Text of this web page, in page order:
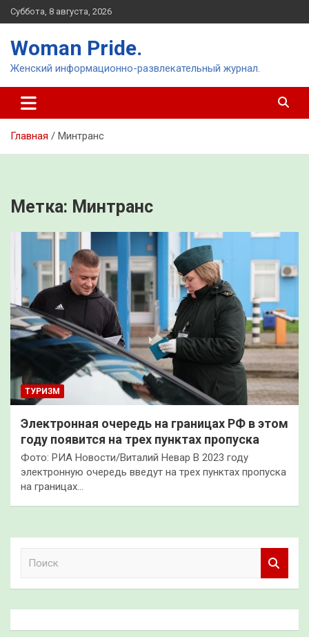
Перейти
к
Суббота, 8 августа, 2026
Woman Pride.
Женский информационно-развлекательный журнал.
Главная Минтранс
Метка: Минтранс
ТУРИЗМ
Электронная очередь на границах РФ в этом
году появится на трех пунктах пропуска
Фото: РИА Новости/Виталий Невар В 2023 году
электронную очередь введут на трех пунктах пропуска
на границах…
к